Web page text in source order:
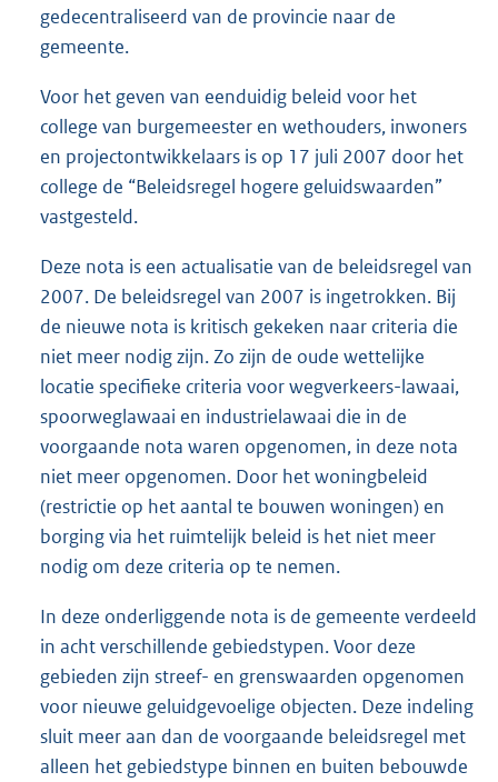
gedecentraliseerd van de provincie naar de
gemeente.
Voor het geven van eenduidig beleid voor het
college van burgemeester en wethouders, inwoners
en projectontwikkelaars is op 17 juli 2007 door het
college de “Beleidsregel hogere geluidswaarden”
vastgesteld.
Deze nota is een actualisatie van de beleidsregel van
2007. De beleidsregel van 2007 is ingetrokken. Bij
de nieuwe nota is kritisch gekeken naar criteria die
niet meer nodig zijn. Zo zijn de oude wettelijke
locatie specifieke criteria voor wegverkeers-lawaai,
spoorweglawaai en industrielawaai die in de
voorgaande nota waren opgenomen, in deze nota
niet meer opgenomen. Door het woningbeleid
(restrictie op het aantal te bouwen woningen) en
borging via het ruimtelijk beleid is het niet meer
nodig om deze criteria op te nemen.
In deze onderliggende nota is de gemeente verdeeld
in acht verschillende gebiedstypen. Voor deze
gebieden zijn streef- en grenswaarden opgenomen
voor nieuwe geluidgevoelige objecten. Deze indeling
sluit meer aan dan de voorgaande beleidsregel met
alleen het gebiedstype binnen en buiten bebouwde